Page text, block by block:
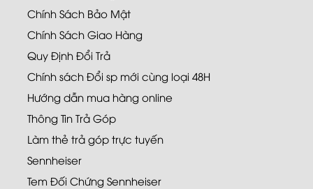
Chính Sách Bảo Mật
Chính Sách Giao Hàng
Quy Định Đổi Trả
Chính sách Đổi sp mới cùng loại 48H
Hướng dẫn mua hàng online
Thông Tin Trả Góp
Làm thẻ trả góp trực tuyến
Sennheiser
Tem Đối Chứng Sennheiser